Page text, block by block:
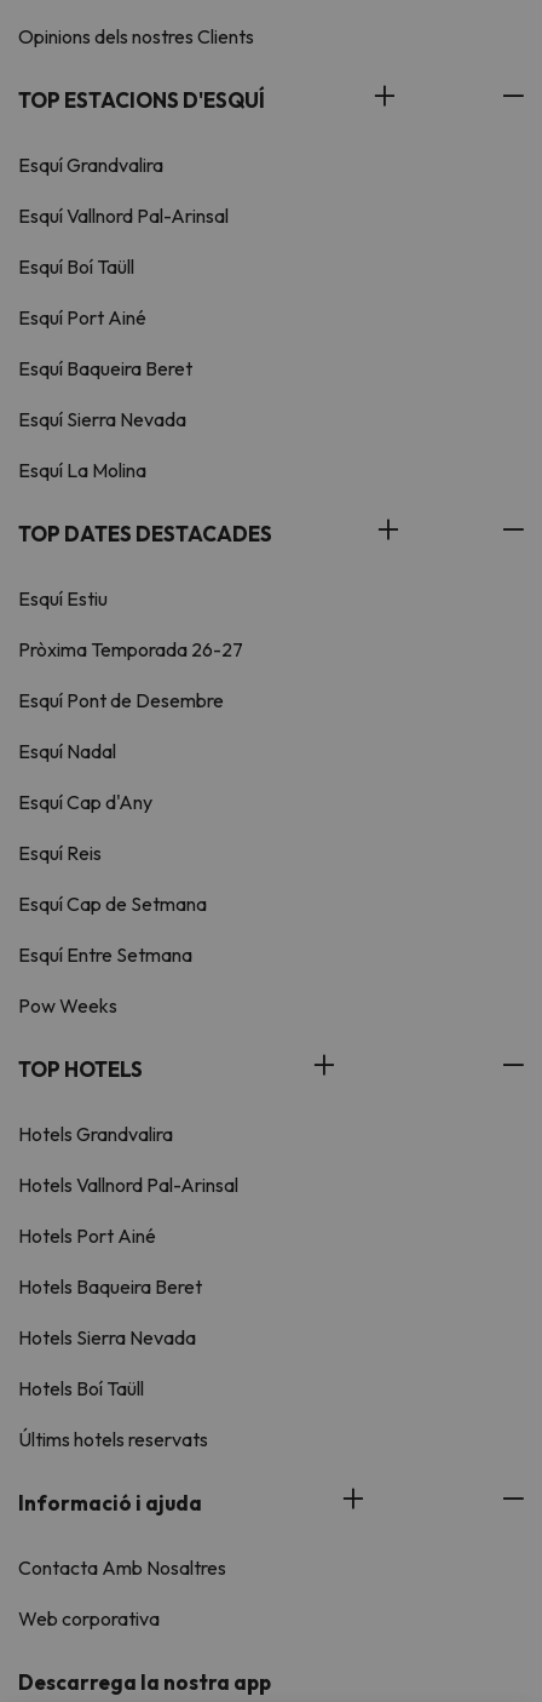
Opinions dels nostres Clients
TOP ESTACIONS D'ESQUÍ
Esquí Grandvalira
Esquí Vallnord Pal-Arinsal
Esquí Boí Taüll
Esquí Port Ainé
Esquí Baqueira Beret
Esquí Sierra Nevada
Esquí La Molina
TOP DATES DESTACADES
Esquí Estiu
Pròxima Temporada 26-27
Esquí Pont de Desembre
Esquí Nadal
Esquí Cap d'Any
Esquí Reis
Esquí Cap de Setmana
Esquí Entre Setmana
Pow Weeks
TOP HOTELS
Hotels Grandvalira
Hotels Vallnord Pal-Arinsal
Hotels Port Ainé
Hotels Baqueira Beret
Hotels Sierra Nevada
Hotels Boí Taüll
Últims hotels reservats
Informació i ajuda
Contacta Amb Nosaltres
Web corporativa
Descarrega la nostra app